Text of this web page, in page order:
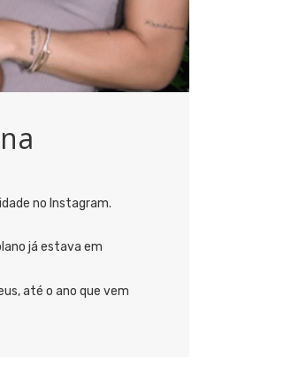
no Instagram.
já estava em
até o ano que vem